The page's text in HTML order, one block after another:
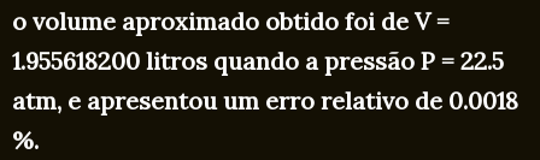
o volume aproximado obtido foi de V =
1.955618200 litros quando a pressão P = 22.5
atm, e apresentou um erro relativo de 0.0018
%.